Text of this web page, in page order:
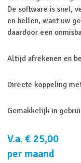
De software is snel,
en bellen, want uw
daardoor een
Altijd afrekenen en
Directe koppeling
Gemakkelijk in
V.a. € 25,00
per maand